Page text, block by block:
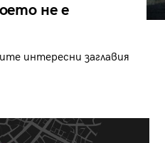
не е
интересни заглавия